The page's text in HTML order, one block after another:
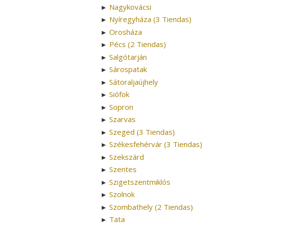
► Nagykovácsi
► Nyíregyháza (3 Tiendas)
► Orosháza
► Pécs (2 Tiendas)
► Salgótarján
► Sárospatak
► Sátoraljaújhely
► Siófok
► Sopron
► Szarvas
► Szeged (3 Tiendas)
► Székesfehérvár (3 Tiendas)
► Szekszárd
► Szentes
► Szigetszentmiklós
► Szolnok
► Szombathely (2 Tiendas)
► Tata